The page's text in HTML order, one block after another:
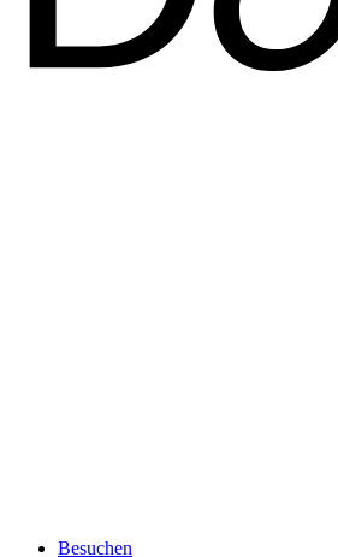
Besuchen